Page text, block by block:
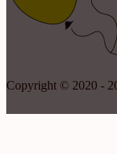
Copyright © 2020 -